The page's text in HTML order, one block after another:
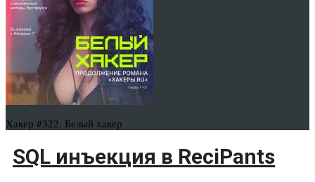
Хакер #322. Белый хакер
SQL инъекция в ReciPants